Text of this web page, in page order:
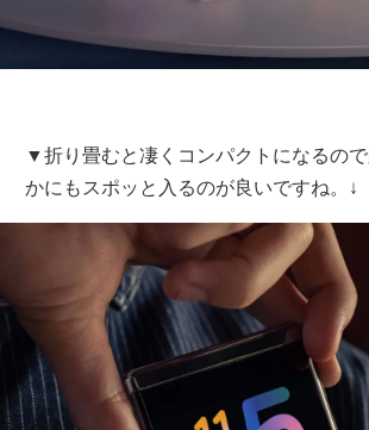
▼折り畳むと凄くコンパクトになるの
かにもスポッと入るのが良いですね。↓